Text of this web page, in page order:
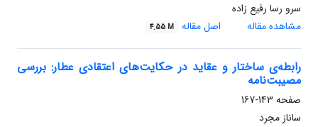
سرو رسا رفیع زاده
مشاهده مقاله
اصل مقاله 4.55 M
رابطه‌ی ساختار و عقاید در حکایت‌های اعتقادی عطار: بررسی
مصیبت‌نامه
صفحه 143-167
ساناز مجرد